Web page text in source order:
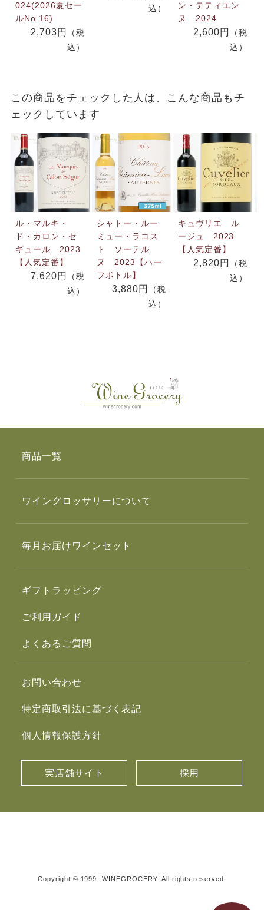
024(2026夏セー
ルNo.16)
2,703円
（税
込）
込）
ン・テティエン
ヌ 2024
2,600円
（税
込）
この商品をチェックした人は、こんな商品もチ
ェックしています
ル・マルキ・
ド・カロン・セ
ギュール 2023
【人気定番】
7,620円
（税
込）
シャトー・ルー
ミュー・ラコス
ト ソーテル
ヌ 2023【ハー
フボトル】
3,880円
（税
込）
キュヴリエ ル
ージュ 2023
【人気定番】
2,820円
（税
込）
商品一覧
ワイングロッサリーについて
毎月お届けワインセット
ギフトラッピング
ご利用ガイド
よくあるご質問
お問い合わせ
特定商取引法に基づく表記
個人情報保護方針
実店舗サイト 採用
Copyright © 1999- WINEGROCERY. All rights reserved.